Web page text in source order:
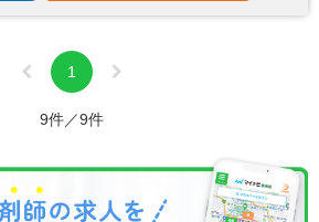
1
9件／9件